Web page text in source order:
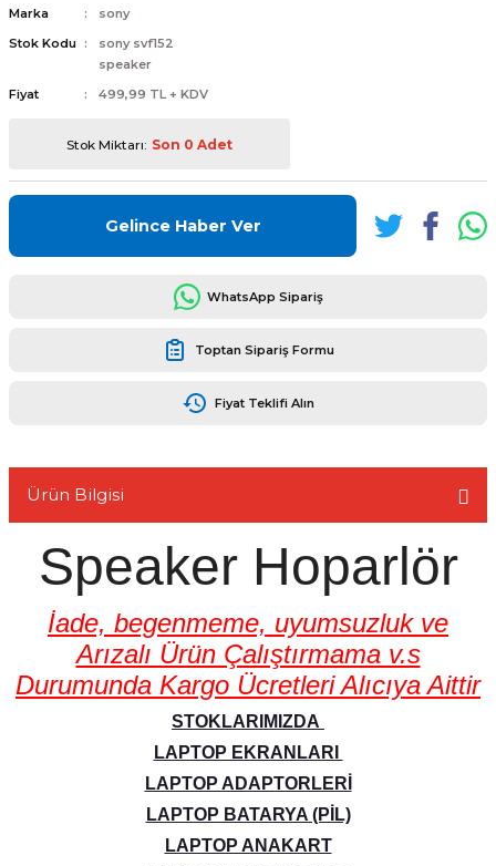
Marka
sony
Stok Kodu
sony svf152
speaker
Fiyat
499,99 TL + KDV
Stok Miktarı: Son 0 Adet
Gelince Haber Ver
WhatsApp Sipariş
Toptan Sipariş Formu
Fiyat Teklifi Alın
Ürün Bilgisi
Speaker Hoparlör
İade, begenmeme, uyumsuzluk ve
Arızalı Ürün Çalıştırmama v.s
Durumunda Kargo Ücretleri Alıcıya Aittir
STOKLARIMIZDA
LAPTOP EKRANLARI
LAPTOP ADAPTORLERİ
LAPTOP BATARYA (PİL)
LAPTOP ANAKART